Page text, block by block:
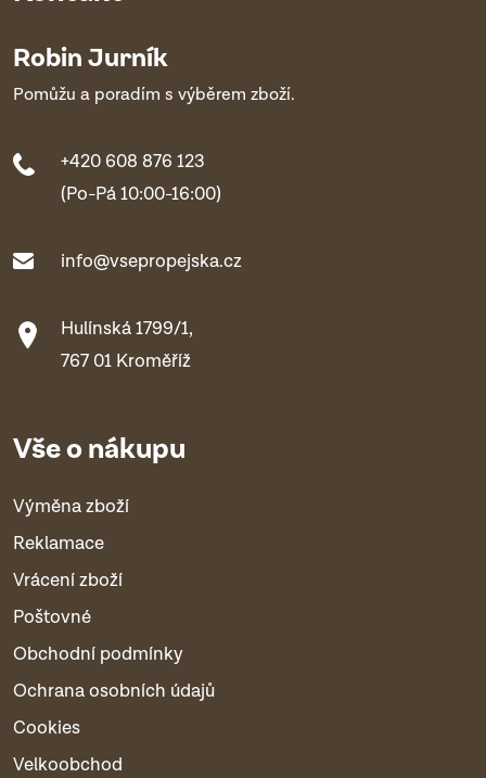
Robin Jurník
Pomůžu a poradím s výběrem zboží.
+420 608 876 123
(Po-Pá 10:00-16:00)
info@vsepropejska.cz
Hulínská 1799/1,
767 01 Kroměříž
Vše o nákupu
Výměna zboží
Reklamace
Vrácení zboží
Poštovné
Obchodní podmínky
Ochrana osobních údajů
Cookies
Velkoobchod